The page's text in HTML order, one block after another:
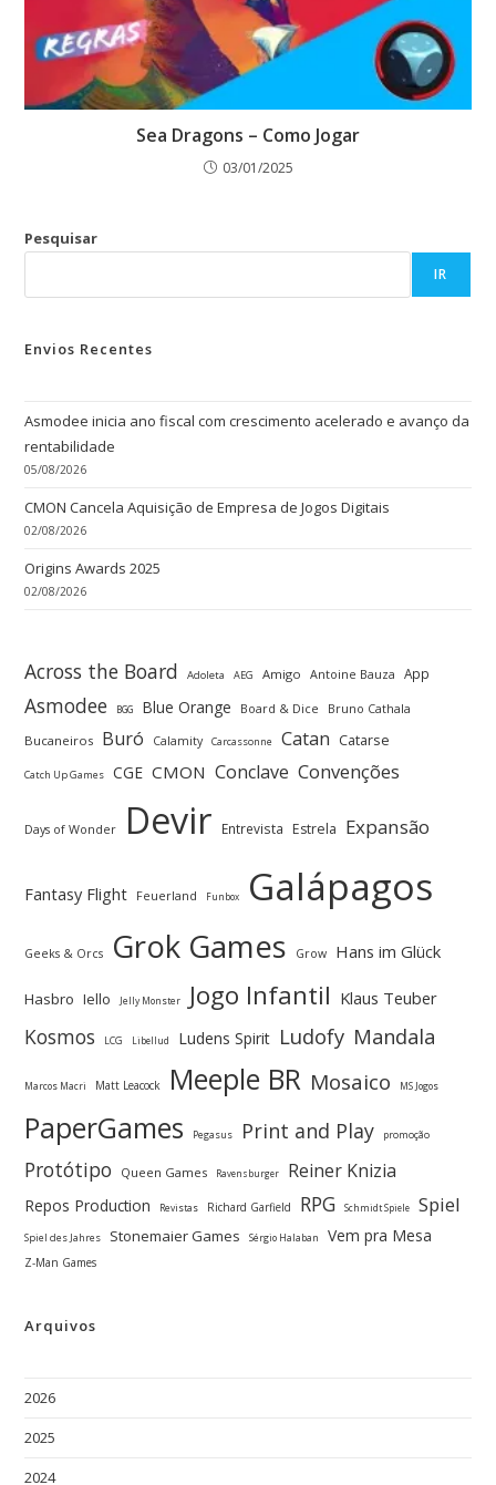
Sea Dragons – Como Jogar
03/01/2025
Pesquisar
IR
Envios Recentes
Asmodee inicia ano fiscal com crescimento acelerado e avanço da
rentabilidade
05/08/2026
CMON Cancela Aquisição de Empresa de Jogos Digitais
02/08/2026
Origins Awards 2025
02/08/2026
Across the Board Adoleta AEG Amigo Antoine Bauza App
Asmodee BGG Blue Orange Board & Dice
Bruno Cathala
Bucaneiros Buró Calamity Carcassonne Catan Catarse
Catch Up Games CGE CMON Conclave Convenções
Days of Wonder Devir Entrevista Estrela Expansão
Fantasy Flight Feuerland Funbox Galápagos
Geeks & Orcs Grok Games Grow Hans im Glück
Hasbro Iello Jelly Monster Jogo Infantil Klaus Teuber
Kosmos LCG Libellud Ludens Spirit Ludofy Mandala
Marcos Macri Matt Leacock Meeple BR Mosaico MS Jogos
PaperGames Pegasus Print and Play promoção
Protótipo Queen Games Ravensburger Reiner Knizia
Repos Production Revistas Richard Garfield RPG Schmidt Spiele Spiel
Spiel des Jahres Stonemaier Games Sérgio Halaban Vem pra Mesa
Z-Man Games
Arquivos
2026
2025
2024